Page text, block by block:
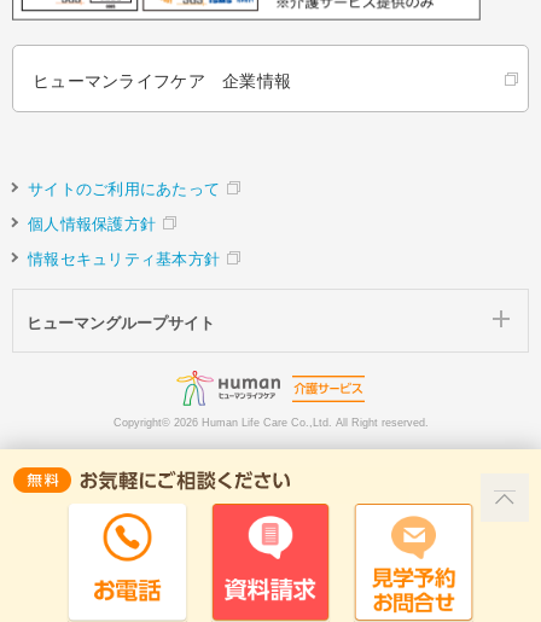
ヒューマンライフケア 企業情報
サイトのご利用にあたって
個人情報保護方針
情報セキュリティ基本方針
ヒューマングループサイト
Copyright© 2026 Human Life Care Co.,Ltd. All Right reserved.